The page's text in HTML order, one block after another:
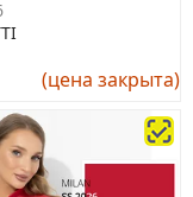
(цена закрыта)